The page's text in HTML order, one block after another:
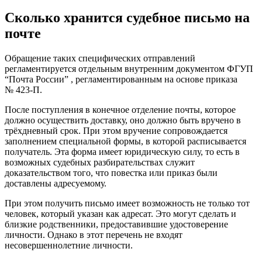
Сколько хранится судебное письмо на
почте
Обращение таких специфических отправлений
регламентируется отдельным внутренним документом ФГУП
“Почта России” , регламентированным на основе приказа
№ 423-П.
После поступления в конечное отделение почты, которое
должно осуществить доставку, оно должно быть вручено в
трёхдневный срок. При этом вручение сопровождается
заполнением специальной формы, в которой расписывается
получатель. Эта форма имеет юридическую силу, то есть в
возможных судебных разбирательствах служит
доказательством того, что повестка или приказ были
доставлены адресуемому.
При этом получить письмо имеет возможность не только тот
человек, который указан как адресат. Это могут сделать и
близкие родственники, предоставившие удостоверение
личности. Однако в этот перечень не входят
несовершеннолетние личности.